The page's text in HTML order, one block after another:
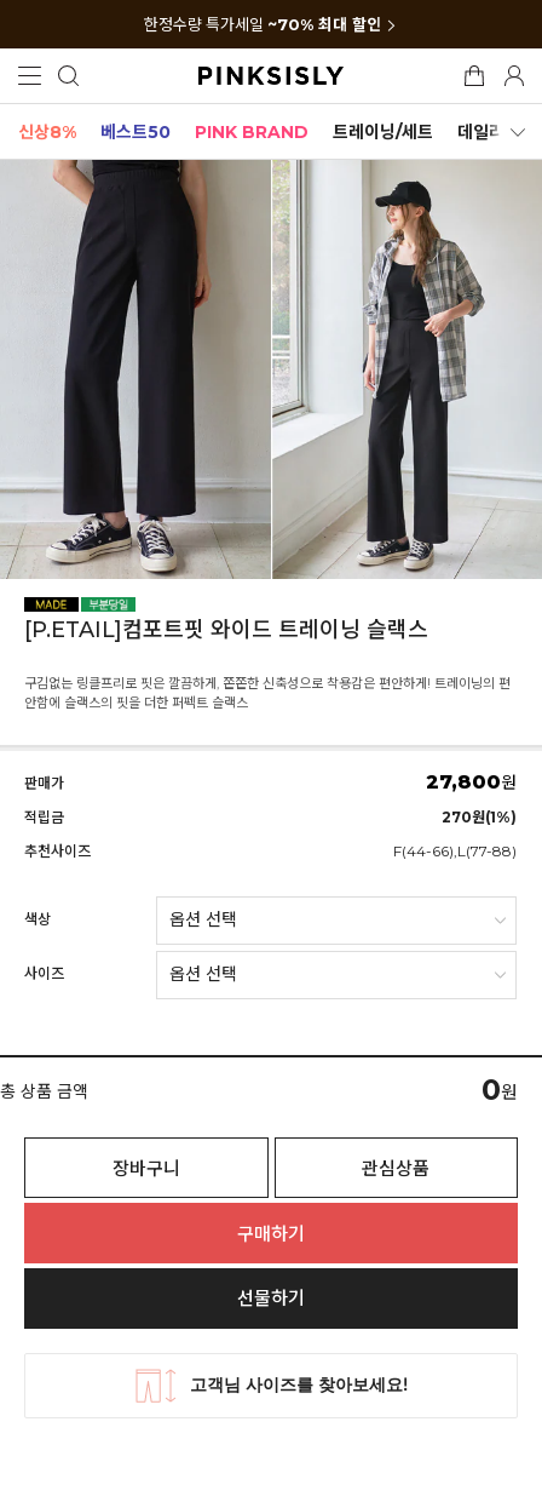
한정수량 특가세일 ~70% 최대 할인
신상8% 베스트50 PINK BRAND 트레이닝/세트 데일리세트
[P.ETAIL]컴포트핏 와이드 트레이닝 슬랙스
구김없는 링클프리로 핏은 깔끔하게, 쫀쫀한 신축성으로 착용감은 편안하게! 트레이닝의 편
안함에 슬랙스의 핏을 더한 퍼펙트 슬랙스
판매가 27,800원
적립금
270원(1%)
추천사이즈
F(44-66),L(77-88)
색상
사이즈
총 상품 금액 0원
장바구니 관심상품
구매하기
선물하기